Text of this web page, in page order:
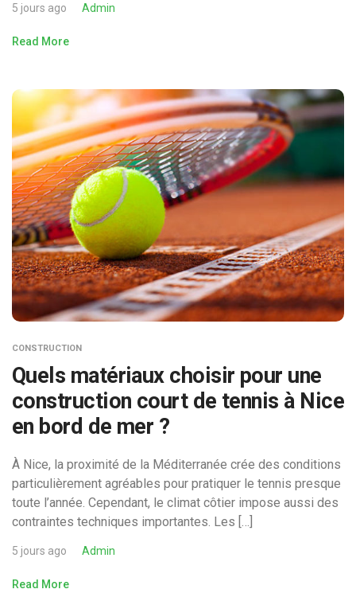
5 jours ago Admin
Read More
CONSTRUCTION
Quels matériaux choisir pour une
construction court de tennis à Nice
en bord de mer ?
À Nice, la proximité de la Méditerranée crée des conditions
particulièrement agréables pour pratiquer le tennis presque
toute l’année. Cependant, le climat côtier impose aussi des
contraintes techniques importantes. Les […]
5 jours ago Admin
Read More